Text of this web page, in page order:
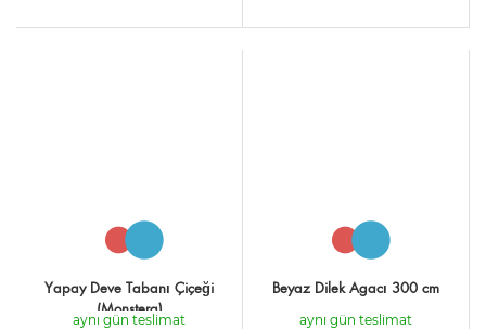
Yapay Deve Tabanı Çiçeği
(Monstera)
aynı gün teslimat
Beyaz Dilek Agacı 300 cm
aynı gün teslimat